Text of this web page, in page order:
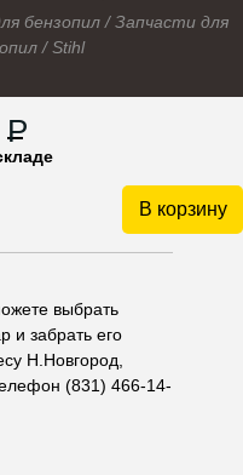
бензопил /Запчасти для
/Stihl
P
В корзину
выбрать
и забрать его
Н.Новгород,
(831) 466-14-